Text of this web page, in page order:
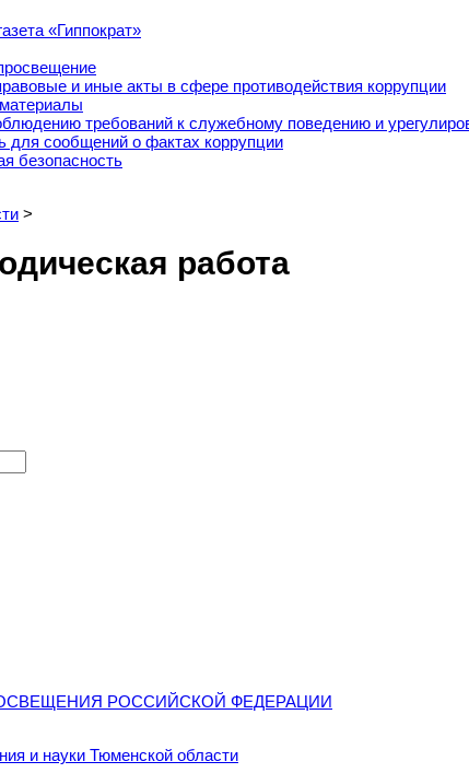
«Гиппократ»
и иные акты в сфере противодействия коррупции
требований к служебному поведению и
для сообщений о фактах коррупции
безопасность
>
работа